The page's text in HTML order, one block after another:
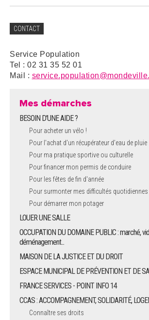
CONTACT
Service Population
Tel : 02 31 35 52 01
Mail :
Mes démarches
BESOIN D'UNE AIDE ?
Pour acheter un vélo !
Pour l'achat d’un récupérateur d’eau de pluie
Pour ma pratique sportive ou culturelle
Pour financer mon permis de conduire
Pour les fêtes de fin d'année
Pour surmonter mes difficultés quotidiennes
Pour démarrer mon potager
LOUER UNE SALLE
OCCUPATION DU DOMAINE PUBLIC : marché,
déménagement...
MAISON DE LA JUSTICE ET DU DROIT
ESPACE MUNICIPAL DE PRÉVENTION ET DE
FRANCE SERVICES - POINT INFO 14
CCAS : ACCOMPAGNEMENT, SOLIDARITÉ,
Connaître ses droits